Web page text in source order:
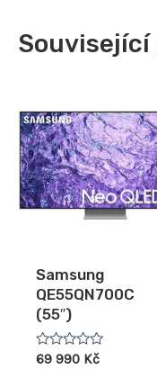
Samsung
QE55QN700C
(55″)
Hodnocení
69 990 Kč